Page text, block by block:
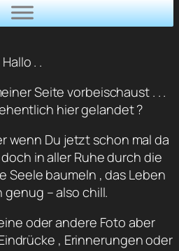
Hallo . .
Seite vorbeischaust . . .
hier gelandet ?
wenn Du jetzt schon mal da
in aller Ruhe durch die
Seele baumeln , das Leben
genug – also chill.
oder andere Foto aber
, Erinnerungen oder